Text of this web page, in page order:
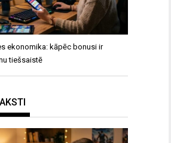
ekonomika: kāpēc bonusi ir
tiešsaistē